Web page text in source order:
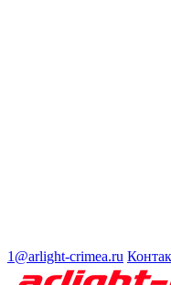
1@arlight-crimea.ru